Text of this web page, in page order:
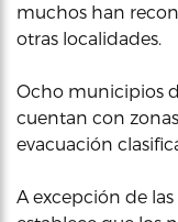
muchos han
otras localidades.
Ocho municipios
cuentan con
evacuación
A excepción de